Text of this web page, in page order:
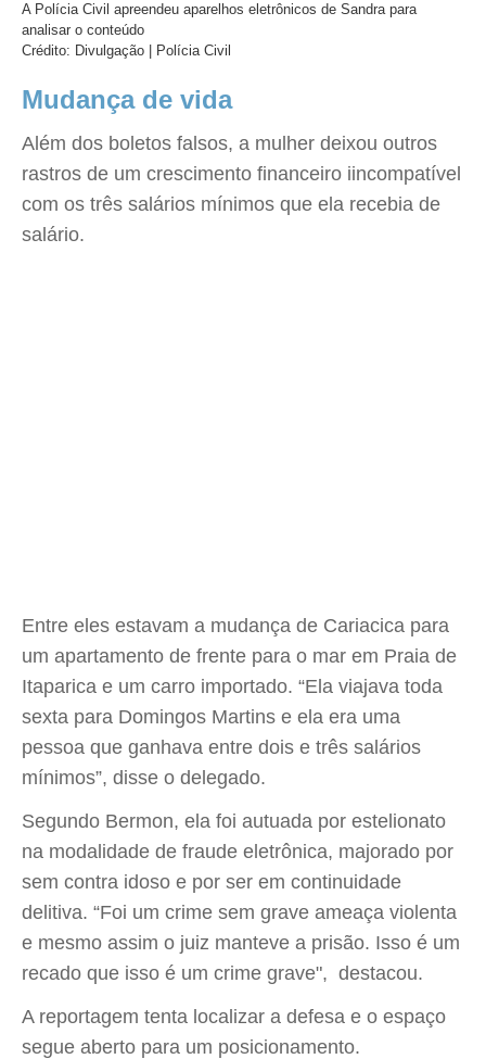
A Polícia Civil apreendeu aparelhos eletrônicos de Sandra para
analisar o conteúdo
Crédito: Divulgação | Polícia Civil
Mudança de vida
Além dos boletos falsos, a mulher deixou outros
rastros de um crescimento financeiro iincompatível
com os três salários mínimos que ela recebia de
salário.
Entre eles estavam a mudança de Cariacica para
um apartamento de frente para o mar em Praia de
Itaparica e um carro importado. “Ela viajava toda
sexta para Domingos Martins e ela era uma
pessoa que ganhava entre dois e três salários
mínimos”, disse o delegado.
Segundo Bermon, ela foi autuada por estelionato
na modalidade de fraude eletrônica, majorado por
sem contra idoso e por ser em continuidade
delitiva. “Foi um crime sem grave ameaça violenta
e mesmo assim o juiz manteve a prisão. Isso é um
recado que isso é um crime grave", destacou.
A reportagem tenta localizar a defesa e o espaço
segue aberto para um posicionamento.